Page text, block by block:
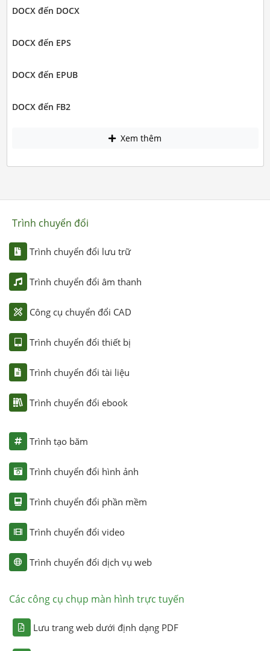
DOCX đến DOCX
DOCX đến EPS
DOCX đến EPUB
DOCX đến FB2
Xem thêm
Trình chuyển đổi
Trình chuyển đổi lưu trữ
Trình chuyển đổi âm thanh
Công cụ chuyển đổi CAD
Trình chuyển đổi thiết bị
Trình chuyển đổi tài liệu
Trình chuyển đổi ebook
Trình tạo băm
Trình chuyển đổi hình ảnh
Trình chuyển đổi phần mềm
Trình chuyển đổi video
Trình chuyển đổi dịch vụ web
Các công cụ chụp màn hình trực tuyến
Lưu trang web dưới định dạng PDF